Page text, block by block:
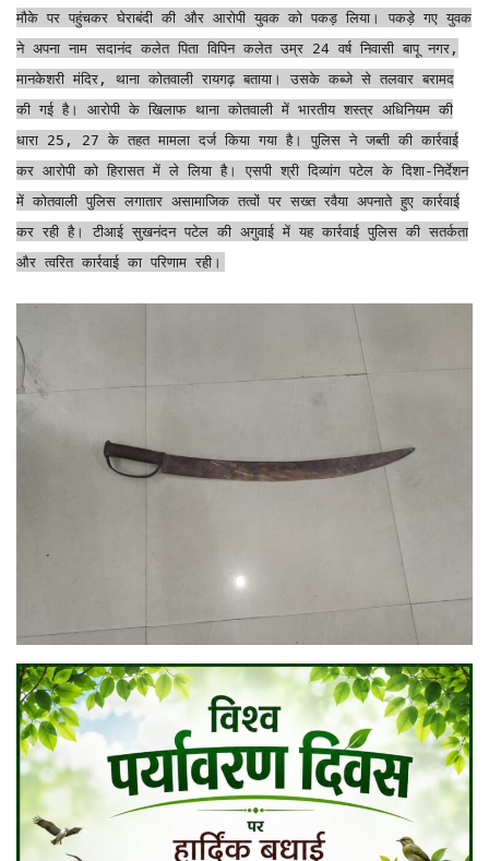
मौके पर पहुंचकर घेराबंदी की और आरोपी युवक को पकड़ लिया। पकड़े गए युवक
ने अपना नाम सदानंद कलेत पिता विपिन कलेत उम्र 24 वर्ष निवासी बापू नगर,
मानकेशरी मंदिर, थाना कोतवाली रायगढ़ बताया। उसके कब्जे से तलवार बरामद
की गई है। आरोपी के खिलाफ थाना कोतवाली में भारतीय शस्त्र अधिनियम की
धारा 25, 27 के तहत मामला दर्ज किया गया है। पुलिस ने जब्ती की कार्रवाई
कर आरोपी को हिरासत में ले लिया है। एसपी श्री दिव्यांग पटेल के दिशा-निर्देशन
में कोतवाली पुलिस लगातार असामाजिक तत्वों पर सख्त रवैया अपनाते हुए कार्रवाई
कर रही है। टीआई सुखनंदन पटेल की अगुवाई में यह कार्रवाई पुलिस की सतर्कता
और त्वरित कार्रवाई का परिणाम रही।